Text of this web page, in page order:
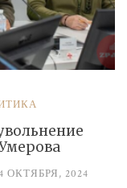
ОКТЯБРЯ, 2024